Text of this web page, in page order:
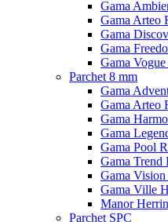
Gama
Gama Arteo
Gama
Gama
Gama
Parchet 8 mm
Gama
Gama Arteo
Gama
Gama
Gama Pool
Gama Trend
Gama
Gama Ville
Manor
Parchet SPC